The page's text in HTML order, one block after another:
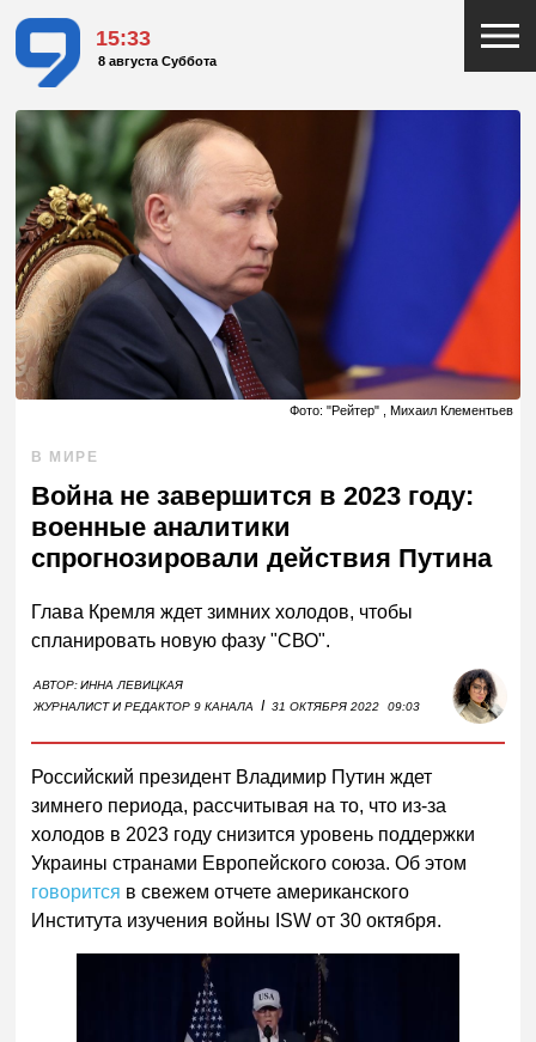
15:33
8 августа Суббота
Фото: "Рейтер" , Михаил Клементьев
В МИРЕ
Война не завершится в 2023 году:
военные аналитики
спрогнозировали действия Путина
Глава Кремля ждет зимних холодов, чтобы
спланировать новую фазу "СВО".
АВТОР:ИННА ЛЕВИЦКАЯ
ЖУРНАЛИСТ И РЕДАКТОР 9 КАНАЛА
I 31 ОКТЯБРЯ 2022 09:03
Российский президент Владимир Путин ждет
зимнего периода, рассчитывая на то, что из-за
холодов в 2023 году снизится уровень поддержки
Украины странами Европейского союза. Об этом
говорится в свежем отчете американского
Института изучения войны ISW от 30 октября.